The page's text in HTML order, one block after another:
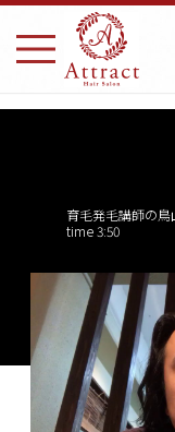
育毛発毛講師の鳥
time 3:50